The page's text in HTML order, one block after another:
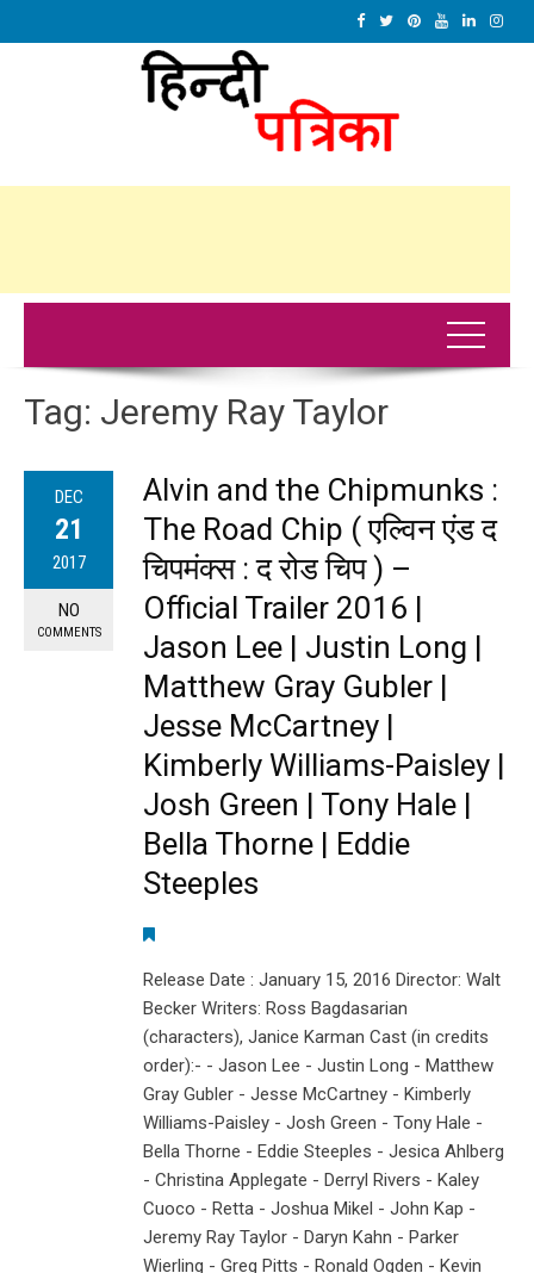
Tag: Jeremy Ray Taylor
DEC
21
2017
NO
COMMENTS
Alvin and the Chipmunks :
The Road Chip ( एल्विन एंड द
चिपमंक्स : द रोड चिप ) –
Official Trailer 2016 |
Jason Lee | Justin Long |
Matthew Gray Gubler |
Jesse McCartney |
Kimberly Williams-Paisley |
Josh Green | Tony Hale |
Bella Thorne | Eddie
Steeples
Release Date : January 15, 2016 Director: Walt
Becker Writers: Ross Bagdasarian
(characters), Janice Karman Cast (in credits
order):- - Jason Lee - Justin Long - Matthew
Gray Gubler - Jesse McCartney - Kimberly
Williams-Paisley - Josh Green - Tony Hale -
Bella Thorne - Eddie Steeples - Jesica Ahlberg
- Christina Applegate - Derryl Rivers - Kaley
Cuoco - Retta - Joshua Mikel - John Kap -
Jeremy Ray Taylor - Daryn Kahn - Parker
Wierling - Greg Pitts - Ronald Ogden - Kevin